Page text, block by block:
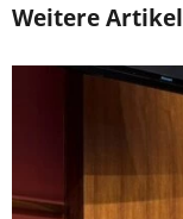
Weitere Artikel